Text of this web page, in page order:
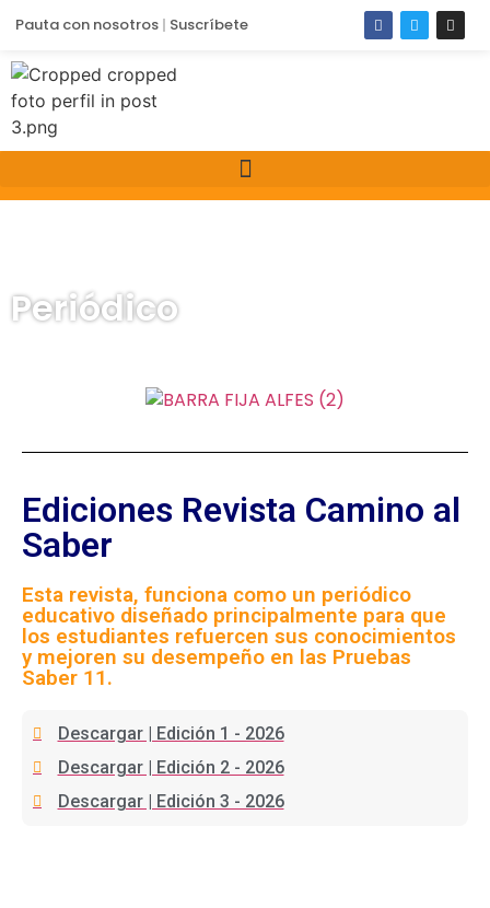
Pauta con nosotros Suscríbete
Periódico
Ediciones Revista Camino al
Saber
Esta revista, funciona como un periódico
educativo diseñado principalmente para que
los estudiantes refuercen sus conocimientos
y mejoren su desempeño en las Pruebas
Saber 11.
Descargar | Edición 1 - 2026
Descargar | Edición 2 - 2026
Descargar | Edición 3 - 2026